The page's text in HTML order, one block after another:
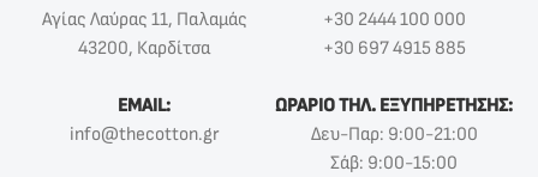
Αγίας Λαύρας 11, Παλαμάς
43200, Καρδίτσα
+30 2444 100 000
+30 697 4915 885
EMAIL:
info@thecotton.gr
ΩΡΑΡΙΟ ΤΗΛ. ΕΞΥΠΗΡΕΤΗΣΗΣ:
Δευ-Παρ: 9:00-21:00
Σάβ: 9:00-15:00